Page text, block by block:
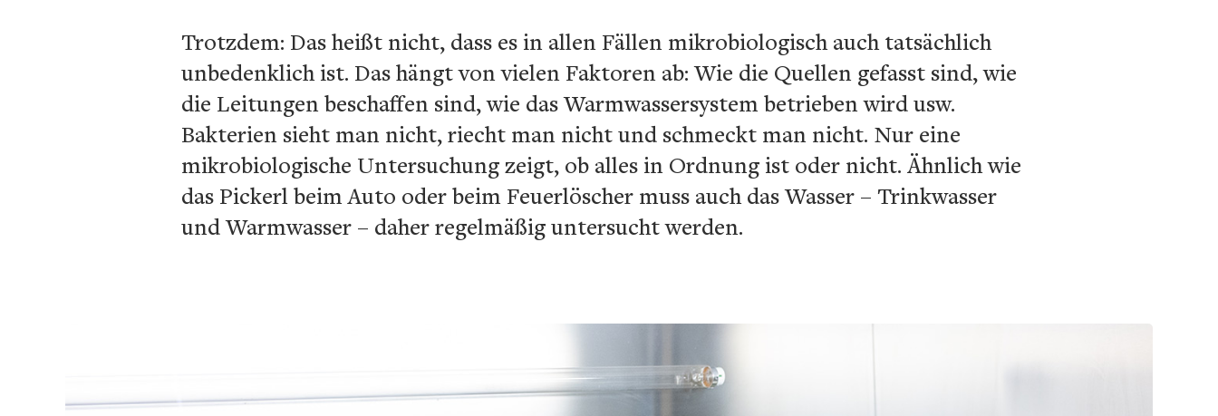
Trotzdem: Das heißt nicht, dass es in allen Fällen mikrobiologisch auch tatsächlich
unbedenklich ist. Das hängt von vielen Faktoren ab: Wie die Quellen gefasst sind, wie
die Leitungen beschaffen sind, wie das Warmwassersystem betrieben wird usw.
Bakterien sieht man nicht, riecht man nicht und schmeckt man nicht. Nur eine
mikrobiologische Untersuchung zeigt, ob alles in Ordnung ist oder nicht. Ähnlich wie
das Pickerl beim Auto oder beim Feuerlöscher muss auch das Wasser – Trinkwasser
und Warmwasser – daher regelmäßig untersucht werden.